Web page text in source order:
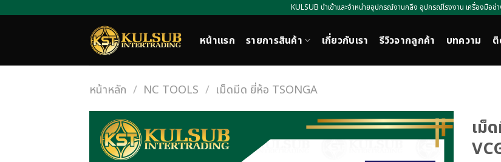
KULSUB นำเข้าและจำหน่ายอุปกรณ์งานกลึง อุปกรณ์โรงงาน เครื่องมือช่
หน้าแรก รายการสินค้า เกี่ยวกับเรา รีวิวจากลูกค้า บทความ
หน้าหลัก / NC TOOLS / เม็ดมีด ยี่ห้อ TSONGA
เม็